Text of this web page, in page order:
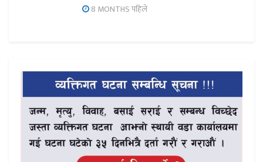
8 MONTHS पहिले